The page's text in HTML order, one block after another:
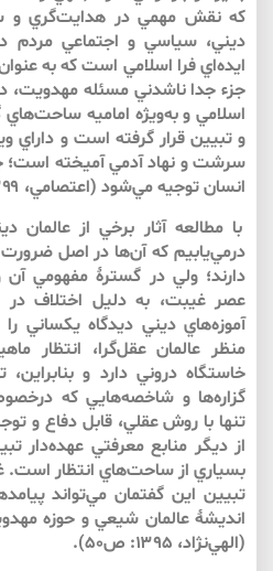
كه نقش مهمي در هدايت‌‌گري و
ديني، سياسي و اجتماعي مردم
ايده‌اي فرا اسلامي است كه به
جزء جدا ناشدني مسئله مهدويت،
اسلامي و به‌ويژه اماميه ساحت‌هاي
و تبيين قرار گرفته است و داراي
سرشت و نهاد آدمي آميخته است؛
انسان توجيه مي‌شود (اعتصامي، ۱۳۹۹: ص۱۶۳).
با مطالعه آثار برخي از عالمان
درمي‌يابيم كه آن‌ها در اصل ضرورت
دارند؛ ولي در گسترۀ مفهومي
عصر غيبت، به دليل اختلاف
آموزه‌هاي ديني ديدگاه يكساني
منظر عالمان عقل‌‌گرا، انتظار
خاستگاه دروني دارد و
گزاره‌‌ها و شاخصه‌هايي كه
تنها با روش عقلي، قابل دفاع و
از ديگر منابع معرفتي عهده‌دار
بسياري از ساحت‌هاي انتظار است.
تبيين اين گفتمان مي‌تواند
انديشۀ عالمان شيعي و حوزه
(الهي‌‌نژاد، ۱۳۹۵: ص۵۰).